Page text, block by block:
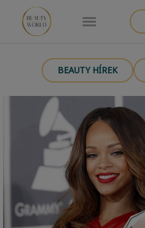
BEAUTY HÍREK